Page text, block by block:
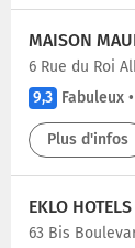
MAISON
6 Rue du Roi
9,3 Fabuleux •
Plus d'infos
63 Bis